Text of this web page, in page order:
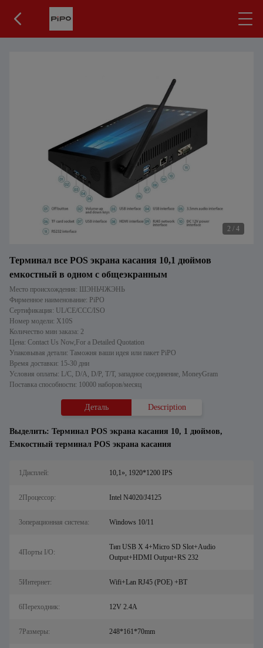
3 / 4
Терминал все POS экрана касания 10,1 дюймов
емкостный в одном с общеэкранным
Место происхождения: ШЭНЬЧЖЭНЬ
Фирменное наименование: PiPO
Сертификация: UL/CE/CCC/ISO
Номер модели: X10S
Количество мин заказа: 2
Цена: Contact Us Now,For a Detailed Quotation
Упаковывая детали: Таможня ваши идея или пакет PiPO
Время доставки: 15-30 дни
Условия оплаты: L/C, D/A, D/P, T/T, западное соединение, MoneyGram
Поставка способности: 10000 наборов/месяц
Деталь Description
Выделить: Терминал POS экрана касания 10, 1 дюймов,
Емкостный терминал POS экрана касания
1Дисплей: 10,1», 1920*1200 IPS
2Процессор: Intel N4020/J4125
3операционная система: Windows 10/11
4Порты I/O:
Тип USB X 4+Micro SD Slot+Audio
Output+HDMI Output+RS 232
5Интернет: Wifi+Lan RJ45 (POE) +BT
6Переходник: 12V 2.4A
7Размеры: 248*161*70mm